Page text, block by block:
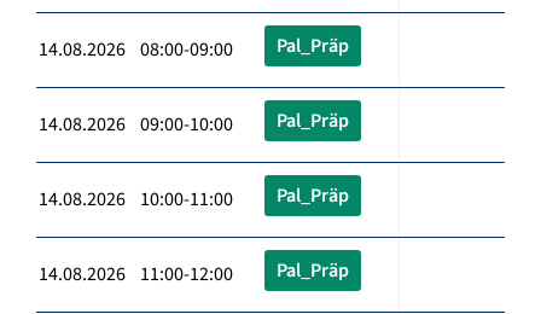
14.08.2026 08:00-09:00 Pal_Präp
14.08.2026 09:00-10:00 Pal_Präp
14.08.2026 10:00-11:00 Pal_Präp
14.08.2026 11:00-12:00 Pal_Präp